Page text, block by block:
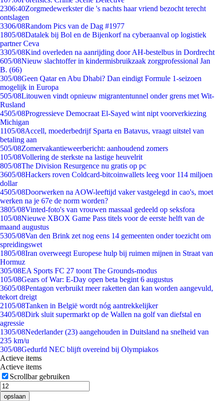
2306:40Zorgmedewerkster die 's nachts haar vriend bezocht terecht
ontslagen
3306/08Random Pics van de Dag #1977
1805/08Datalek bij Bol en de Bijenkorf na cyberaanval op logistiek
partner Ceva
3305/08Kind overleden na aanrijding door AH-bestelbus in Dordrecht
605/08Nieuw slachtoffer in kindermisbruikzaak zorgprofessional Jan
B. (66)
305/08Geen Qatar en Abu Dhabi? Dan eindigt Formule 1-seizoen
mogelijk in Europa
505/08Litouwen vindt opnieuw migrantentunnel onder grens met Wit-
Rusland
4505/08Progressieve Democraat El-Sayed wint nipt voorverkiezing
Michigan
1105/08Accell, moederbedrijf Sparta en Batavus, vraagt uitstel van
betaling aan
505/08Zomervakantieweerbericht: aanhoudend zomers
105/08Vollering de sterkste na lastige heuvelrit
805/08The Division Resurgence nu gratis op pc
3605/08Hackers roven Coldcard-bitcoinwallets leeg voor 114 miljoen
dollar
4505/08Doorwerken na AOW-leeftijd vaker vastgelegd in cao's, moet
werken na je 67e de norm worden?
3805/08Vinted-foto's van vrouwen massaal gedeeld op seksfora
105/08Nieuwe XBOX Game Pass titels voor de eerste helft van de
maand augustus
5305/08Van den Brink zet nog eens 14 gemeenten onder toezicht om
spreidingswet
1805/08Iran overweegt Europese hulp bij ruimen mijnen in Straat van
Hormuz
305/08EA Sports FC 27 toont The Grounds-modus
105/08Gears of War: E-Day open beta begint 6 augustus
3605/08Pentagon verbruikt meer raketten dan kan worden aangevuld,
tekort dreigt
2105/08Tanken in België wordt nóg aantrekkelijker
3405/08Dirk sluit supermarkt op de Wallen na golf van diefstal en
agressie
1305/08Nederlander (23) aangehouden in Duitsland na snelheid van
235 km/u
305/08Gedurfd NEC blijft overeind bij Olympiakos
Actieve items
Actieve items
Scrollbar gebruiken
opslaan